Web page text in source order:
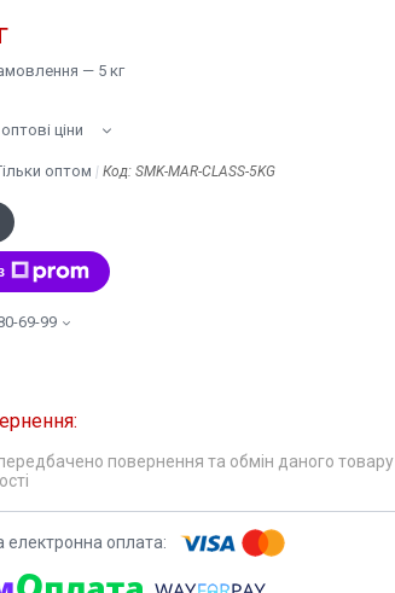
— 5 кг
ціни
оптом Код: SMK-MAR-CLASS-5KG
69-99
повернення та обмін даного товару